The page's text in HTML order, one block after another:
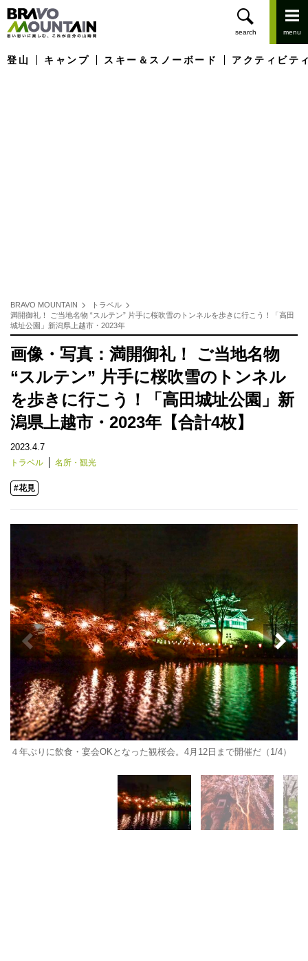
登山 キャンプ スキー＆スノーボード アクティビテ
BRAVO MOUNTAIN
トラベル
満開御礼！ ご当地名物 “スルテン” 片手に桜吹雪のトンネルを歩きに行こう！「高田
城址公園」新潟県上越市・2023年
画像・写真：満開御礼！ ご当地名物
“スルテン” 片手に桜吹雪のトンネル
を歩きに行こう！「高田城址公園」新
潟県上越市・2023年【合計4枚】
2023.4.7
トラベル 名所・観光
#花見
４年ぶりに飲食・宴会OKとなった観桜会。4月12日まで開催だ（1/4）